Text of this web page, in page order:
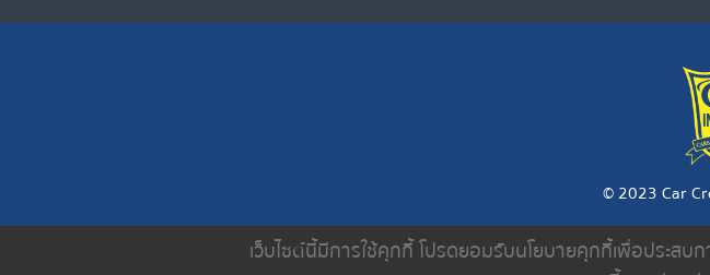
© 2023 Car
เกี่ยวกับเรา บริการของเรา ค้นหารถมือสอง
เว็บไซต์นี้มีการใช้คุกกี้ โปรดยอมรับนโยบายคุกกี้เพื่อประ